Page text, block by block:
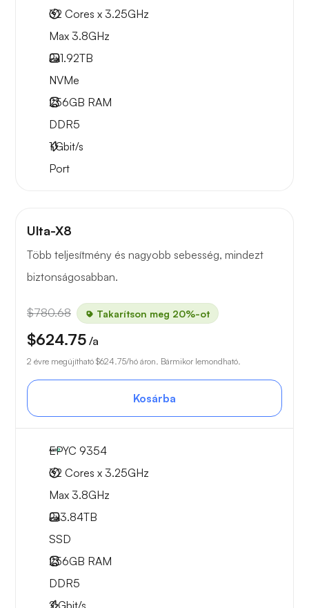
32 Cores x 3.25GHz
Max 3.8GHz
2x1.92TB
NVMe
256GB RAM
DDR5
1Gbit/s
Port
Ulta-X8
Több teljesítmény és nagyobb sebesség, mindezt
biztonságosabban.
$780.68 Takarítson meg 20%-ot
$624.75 /a
2 évre megújítható $624.75/hó áron. Bármikor lemondható.
Kosárba
EPYC 9354
32 Cores x 3.25GHz
Max 3.8GHz
2x3.84TB
SSD
256GB RAM
DDR5